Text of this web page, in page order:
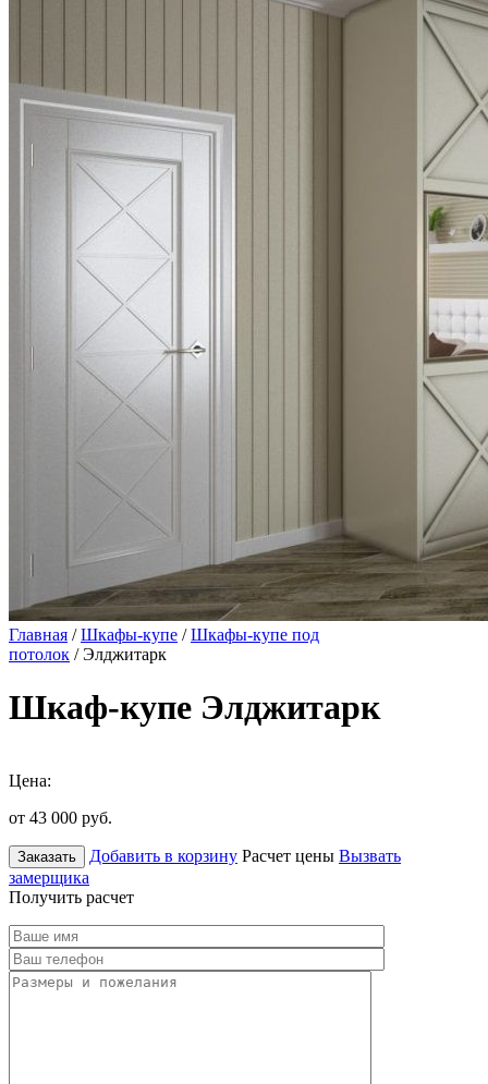
Главная /Шкафы-купе /Шкафы-купе под
потолок / Элджитарк
Шкаф-купе Элджитарк
Цена:
от 43 000 руб.
Заказать Добавить в корзину Расчет цены Вызвать
замерщика
Получить расчет